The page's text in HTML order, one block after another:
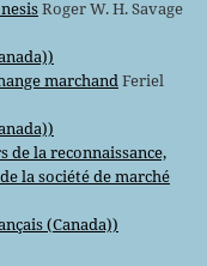
Roger W. H. Savage
marchandFeriel
de la reconnaissance,
la société de marché
(Canada))